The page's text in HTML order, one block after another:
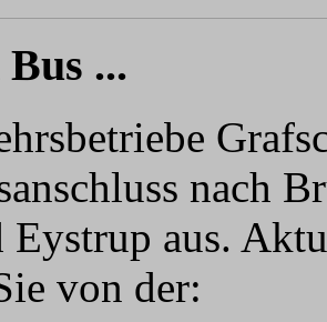
...
nach
Eystrup aus.
von der: